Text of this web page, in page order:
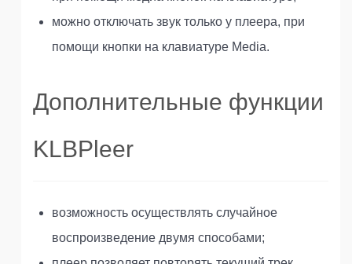
можно отключать звук только у плеера, при
помощи кнопки на клавиатуре Media.
Дополнительные функции
KLBPleer
возможность осуществлять случайное
воспроизведение двумя способами;